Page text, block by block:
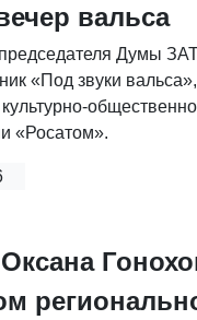
вальса
Думы
«Под звуки
«Росатом».